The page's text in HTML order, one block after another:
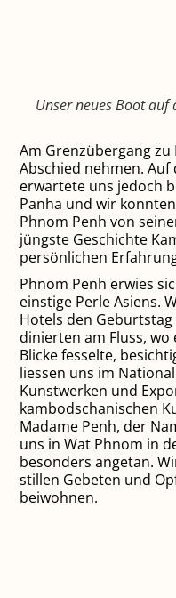
Unser neues Boot auf
Am Grenzübergang
Abschied nehmen.
erwartete uns jedoch
Panha und wir
Phnom Penh von
jüngste Geschichte
persönlichen
Phnom Penh erwies
einstige Perle Asiens.
Hotels den
dinierten am Fluss,
Blicke fesselte,
liessen uns im
Kunstwerken und
kambodschanischen
Madame Penh, der
uns in Wat Phnom in
besonders angetan.
stillen Gebeten und
beiwohnen.